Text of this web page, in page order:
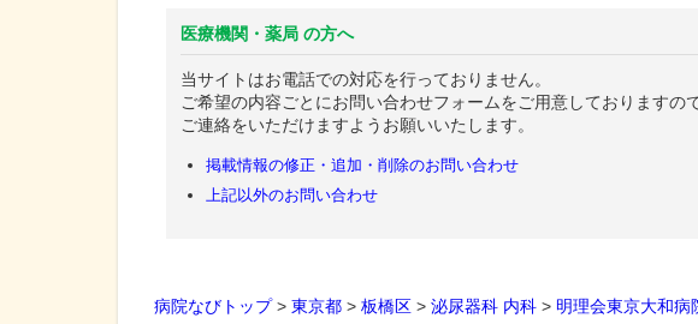
医療機関・薬局 の方へ
当サイトはお電話での対応を行っておりません。
ご希望の内容ごとにお問い合わせフォームをご用意しておりますの
ご連絡をいただけますようお願いいたします。
掲載情報の修正・追加・削除のお問い合わせ
上記以外のお問い合わせ
病院なびトップ> 東京都 > 板橋区 > 泌尿器科 内科 > 明理会東京大和病